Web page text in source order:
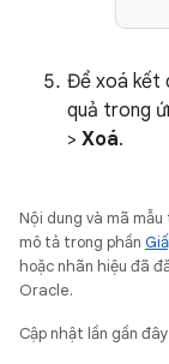
Để xoá kết
quả trong
> Xoá.
Nội dung và mã
mô tả trong phần
hoặc nhãn hiệu đã
Oracle.
Cập nhật lần gần